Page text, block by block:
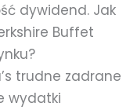
dywidend. Jak
Buffet
trudne zadrane
wydatki